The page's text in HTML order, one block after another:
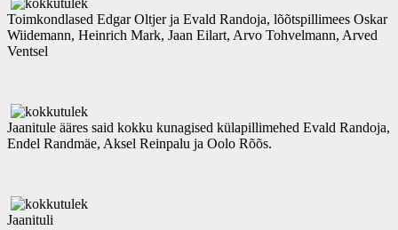
Toimkondlased Edgar Oltjer ja Evald Randoja, lõõtspillimees Oskar
Wiidemann, Heinrich Mark, Jaan Eilart, Arvo Tohvelmann, Arved
Ventsel
Jaanitule ääres said kokku kunagised külapillimehed Evald Randoja,
Endel Randmäe, Aksel Reinpalu ja Oolo Rõõs.
Jaanituli